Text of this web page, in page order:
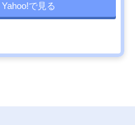
Yahoo!で見る